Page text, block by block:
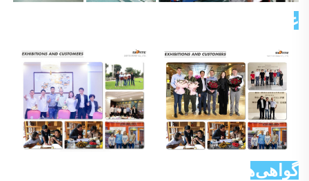
عکس مشتری
گواهی‌ها